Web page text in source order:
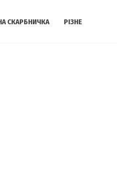
СКАРБНИЧКА РІЗНЕ